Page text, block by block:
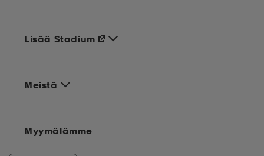
Meistä
Lisää Stadium
Myymälämme